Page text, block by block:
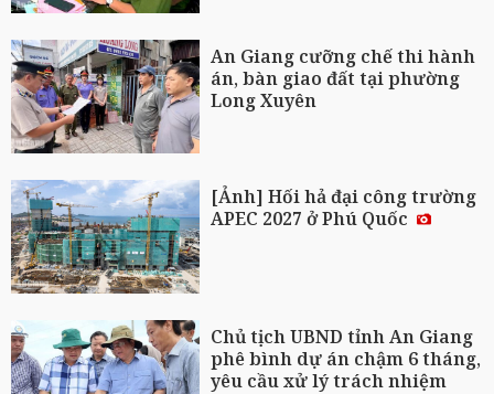
An Giang cưỡng chế thi hành
án, bàn giao đất tại phường
Long Xuyên
[Ảnh] Hối hả đại công trường
APEC 2027 ở Phú Quốc
Chủ tịch UBND tỉnh An Giang
phê bình dự án chậm 6 tháng,
yêu cầu xử lý trách nhiệm